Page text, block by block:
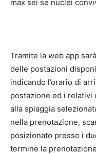
max sei se nuclei
Tramite la web app
delle postazioni
indicando l’orario di
postazione ed i relativi
alla spiaggia
nella prenotazione,
posizionato presso i
termine la